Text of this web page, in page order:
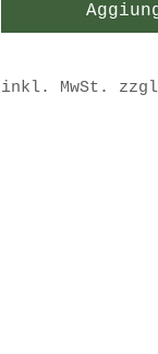
inkl. MwSt.